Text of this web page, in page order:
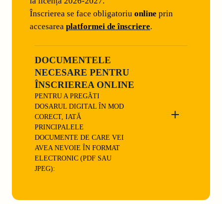
Înscrierea se face obligatoriu online prin
accesarea platformei de înscriere.
DOCUMENTELE
NECESARE PENTRU
ÎNSCRIEREA ONLINE
PENTRU A PREGĂTI
DOSARUL DIGITAL ÎN MOD
CORECT, IATĂ
PRINCIPALELE
DOCUMENTE DE CARE VEI
AVEA NEVOIE ÎN FORMAT
ELECTRONIC (PDF SAU
JPEG):